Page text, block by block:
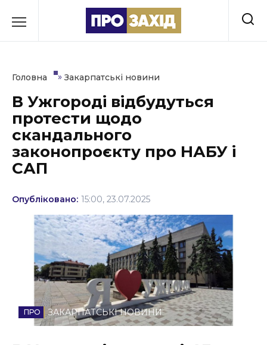
до
Культура
Освіта
Події
Політика
Соціум
Спорт
Стиль життя
Втрачений Ужгород
Головна » Закарпатські новини
В Ужгороді відбудуться
протести щодо
скандального
законопроєкту про НАБУ і
САП
Опубліковано: 15:00, 23.07.2025
ЗАКАРПАТСЬКІ НОВИНИ